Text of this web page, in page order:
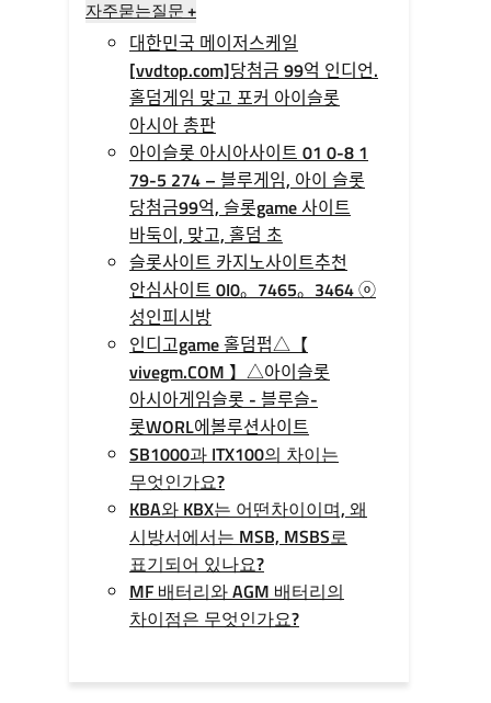
자주묻는질문 +
대한민국 메이저스케일
[vvdtop.com]당첨금 99억 인디언.
홀덤게임 맞고 포커 아이슬롯
아시아 총판
아이슬롯 아시아사이트 01 0-8 1
79-5 274 – 블루게임, 아이 슬롯
당첨금99억, 슬롯game 사이트
바둑이, 맞고, 홀덤 초
슬롯사이트 카지노사이트추천
안심사이트 0I0。7465。3464 ⓞ
성인피시방
인디­고game 홀­덤펍△【
vivegm.COM 】△아이슬롯
아시아게임슬­롯 - 블루슬­
롯WORL에볼루션사이트
SB1000과 ITX100의 차이는
무엇인가요?
KBA와 KBX는 어떤차이이며, 왜
시방서에서는 MSB, MSBS로
표기되어 있나요?
MF 배터리와 AGM 배터리의
차이점은 무엇인가요?